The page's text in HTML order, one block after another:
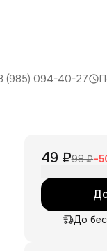
(985) 094-40-27
49 ₽98 ₽−
До